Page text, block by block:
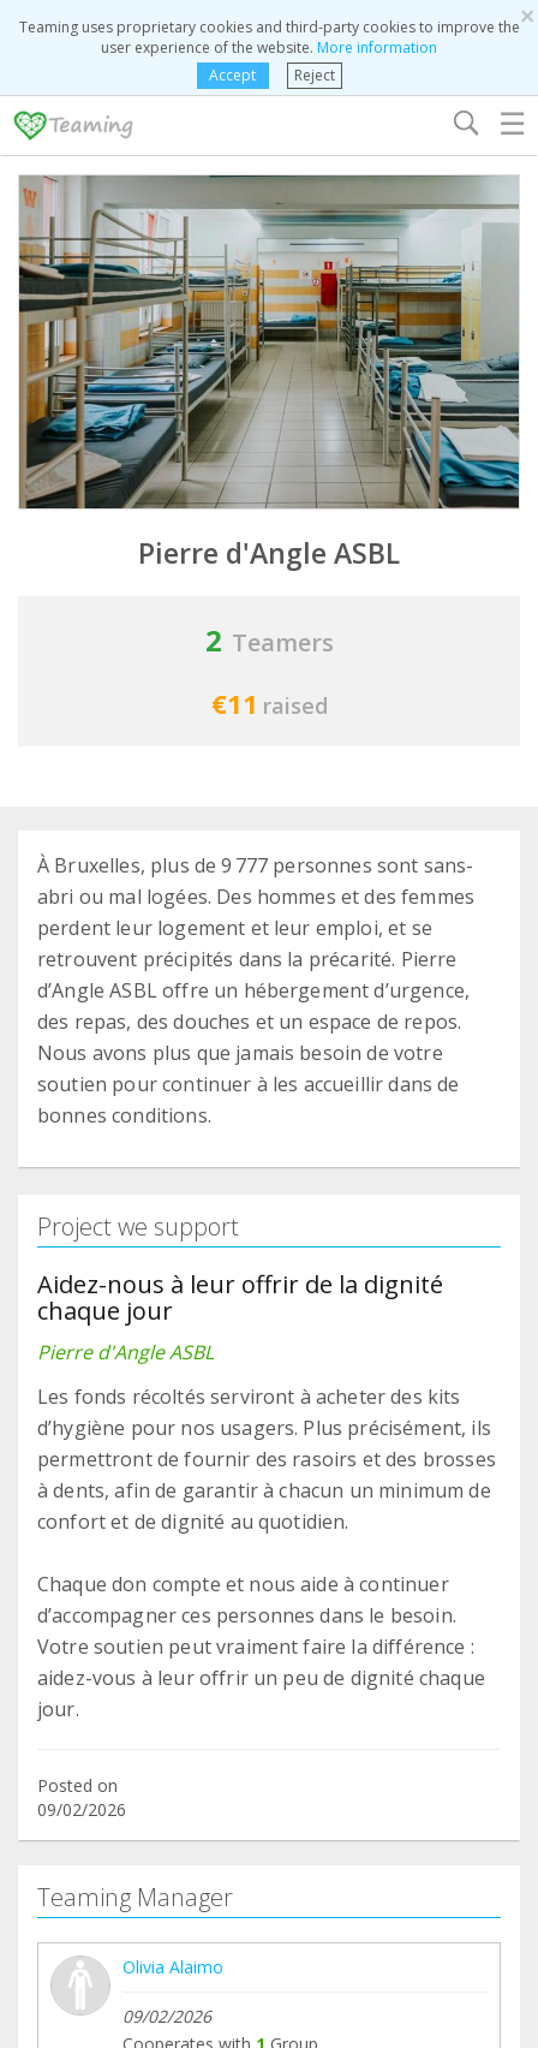
×
Teaming uses proprietary cookies and third-party cookies to improve the
user experience of the website. More information
Accept
Reject
☰
Pierre d'Angle ASBL
2 Teamers
€11 raised
À Bruxelles, plus de 9 777 personnes sont sans-
abri ou mal logées. Des hommes et des femmes
perdent leur logement et leur emploi, et se
retrouvent précipités dans la précarité. Pierre
d’Angle ASBL offre un hébergement d’urgence,
des repas, des douches et un espace de repos.
Nous avons plus que jamais besoin de votre
soutien pour continuer à les accueillir dans de
bonnes conditions.
Project we support
Aidez-nous à leur offrir de la dignité
chaque jour
Pierre d'Angle ASBL
Les fonds récoltés serviront à acheter des kits
d’hygiène pour nos usagers. Plus précisément, ils
permettront de fournir des rasoirs et des brosses
à dents, afin de garantir à chacun un minimum de
confort et de dignité au quotidien.
Chaque don compte et nous aide à continuer
d’accompagner ces personnes dans le besoin.
Votre soutien peut vraiment faire la différence :
aidez-vous à leur offrir un peu de dignité chaque
jour.
Posted on
09/02/2026
Teaming Manager
Olivia Alaimo
09/02/2026